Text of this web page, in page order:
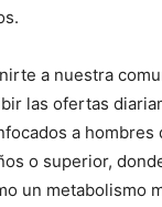
a nuestra
las ofertas
a hombres
o superior,
un metabolismo